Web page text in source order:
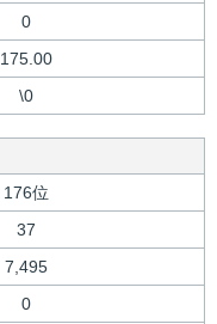
0
175.00
\0
176位
37
7,495
0